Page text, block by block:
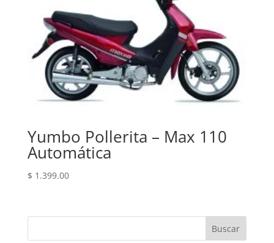
Yumbo Pollerita – Max 110
Automática
$ 1.399.00